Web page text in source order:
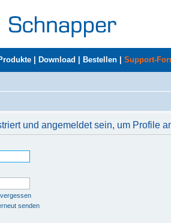
Download Bestellen Support-
und angemeldet sein, um Profile
senden